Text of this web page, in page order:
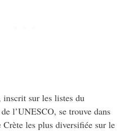
sur les listes du
l’UNESCO, se trouve dans
Crète les plus diversifiée sur le